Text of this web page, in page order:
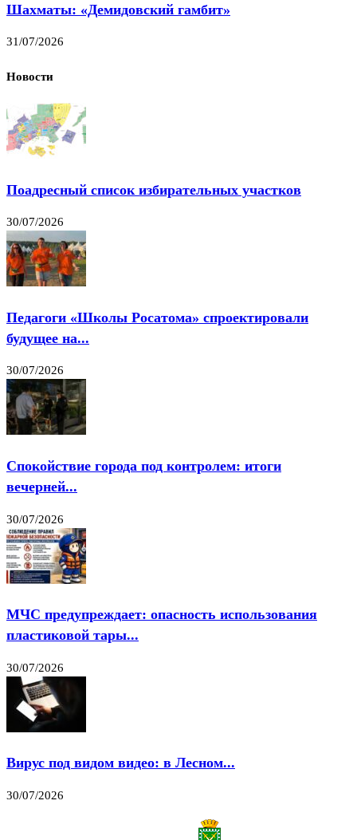
Шахматы: «Демидовский гамбит»
31/07/2026
Новости
Поадресный список избирательных участков
30/07/2026
Педагоги «Школы Росатома» спроектировали
будущее на...
30/07/2026
Спокойствие города под контролем: итоги
вечерней...
30/07/2026
МЧС предупреждает: опасность использования
пластиковой тары...
30/07/2026
Вирус под видом видео: в Лесном...
30/07/2026